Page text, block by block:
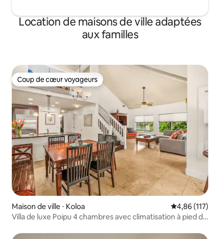
Location de maisons de ville adaptées
aux familles
Coup de cœur voyageurs
Coup de cœur voyageurs
Maison de ville ⋅ Koloa Évaluation
4,86 (117)
Villa de luxe Poipu 4 chambres avec climatisation à pied de